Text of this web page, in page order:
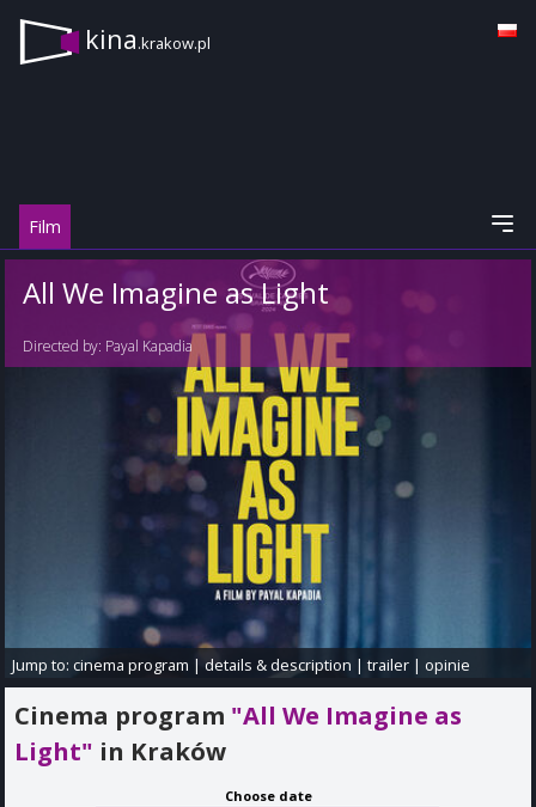
kina.krakow.pl
Film
All We Imagine as Light
Directed by: Payal Kapadia
Jump to:cinema program |details & description |trailer |opinie
Cinema program "All We Imagine as
Light" in Kraków
Choose date